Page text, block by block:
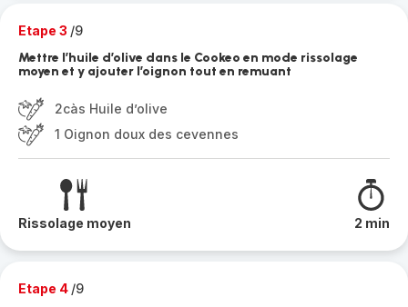
Etape 3 /9
Mettre l’huile d’olive dans le Cookeo en mode rissolage
moyen et y ajouter l’oignon tout en remuant
2càs Huile d’olive
1 Oignon doux des cevennes
Rissolage moyen 2 min
Etape 4 /9